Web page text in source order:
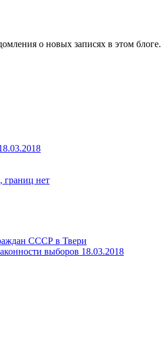
о новых записях в этом блоге.
границ нет
СССР в Твери
выборов 18.03.2018